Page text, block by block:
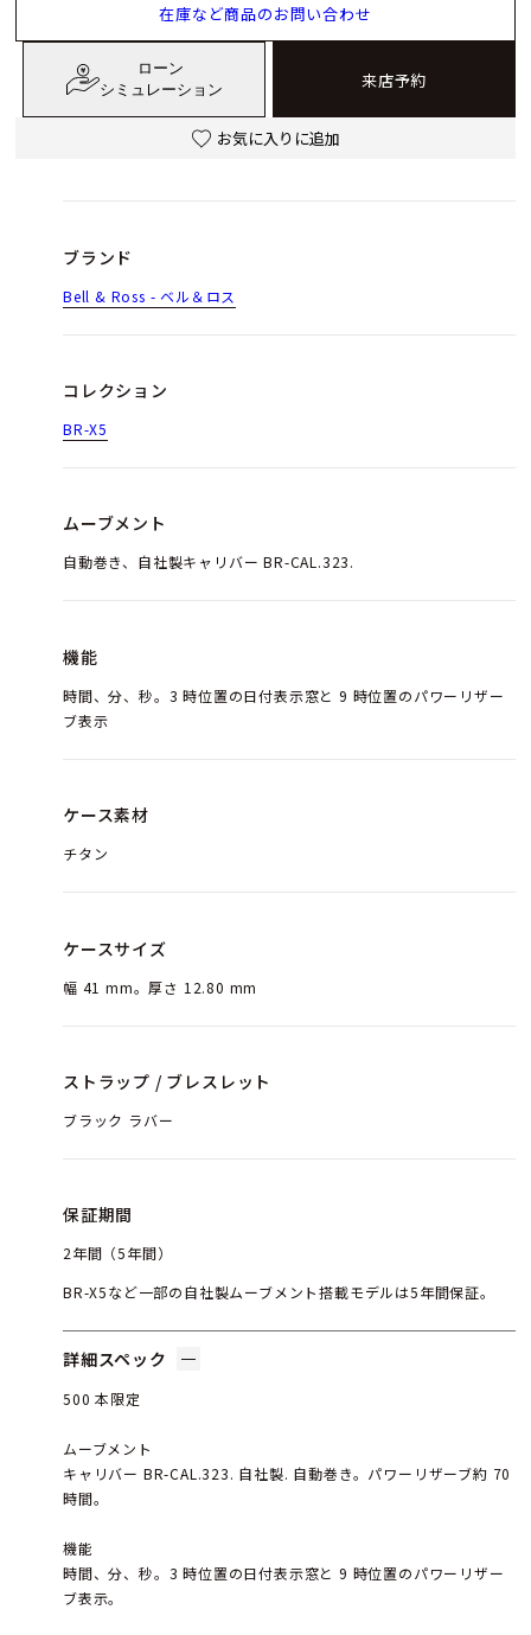
在庫など商品のお問い合わせ
ローン
シミュレーション
来店予約
お気に入りに追加
ブランド
Bell & Ross - ベル＆ロス
コレクション
BR-X5
ムーブメント
自動巻き、自社製キャリバー BR-CAL.323.
機能
時間、分、秒。3 時位置の日付表示窓と 9 時位置のパワーリザー
ブ表示
ケース素材
チタン
ケースサイズ
幅 41 mm。厚さ 12.80 mm
ストラップ / ブレスレット
ブラック ラバー
保証期間
2年間（5年間）
BR-X5など一部の自社製ムーブメント搭載モデルは5年間保証。
詳細スペック
500 本限定
ムーブメント
キャリバー BR-CAL.323. 自社製. 自動巻き。パワーリザーブ約 70
時間。
機能
時間、分、秒。3 時位置の日付表示窓と 9 時位置のパワーリザー
ブ表示。